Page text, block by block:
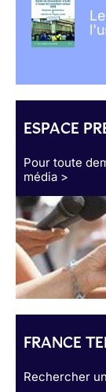
ESPACE
Pour toute
média >
FRANCE
Rechercher